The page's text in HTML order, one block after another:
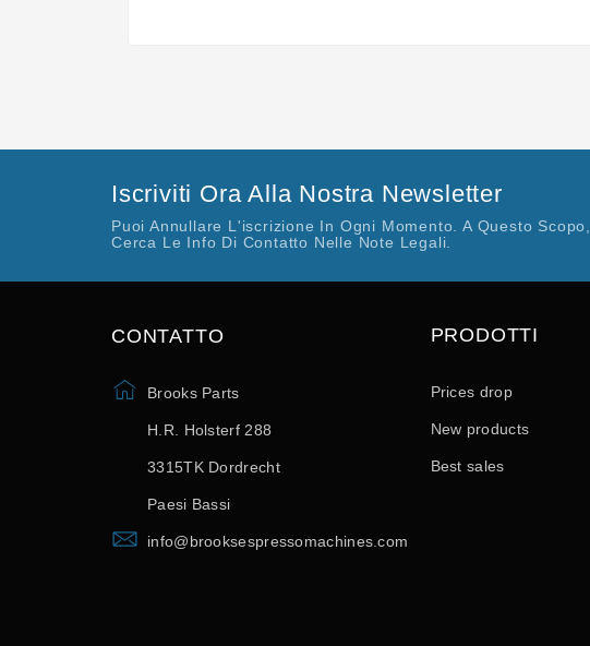
Iscriviti Ora Alla Nostra Newsletter
Puoi Annullare L'iscrizione In Ogni Momento. A Questo Scopo,
Cerca Le Info Di Contatto Nelle Note Legali.
CONTATTO
Brooks Parts
H.R. Holsterf 288
3315TK Dordrecht
Paesi Bassi
info@brooksespressomachines.com
PRODOTTI
Prices drop
New products
Best sales